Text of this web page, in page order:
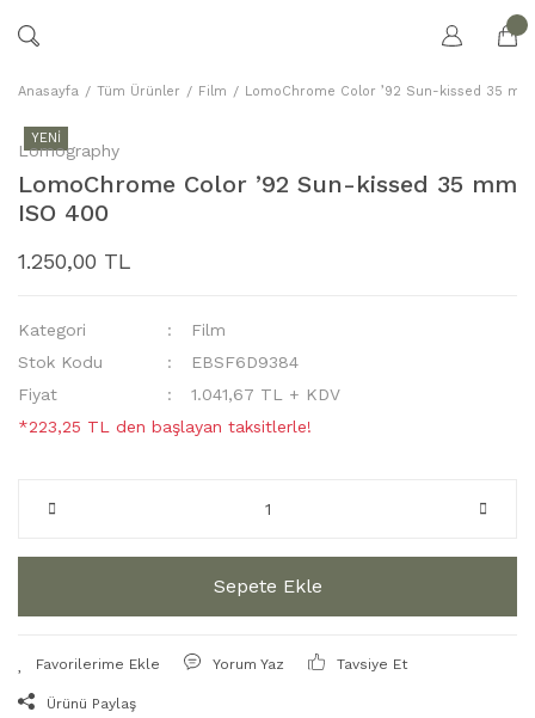
Anasayfa Tüm Ürünler Film LomoChrome Color ’92 Sun-kissed 35
YENİ
Lomography
LomoChrome Color ’92 Sun-kissed 35 mm
ISO 400
1.250,00 TL
Kategori
Film
Stok Kodu
EBSF6D9384
Fiyat
1.041,67 TL + KDV
*223,25 TL den başlayan taksitlerle!
Sepete Ekle
Yorum Yaz Tavsiye Et
Ürünü Paylaş